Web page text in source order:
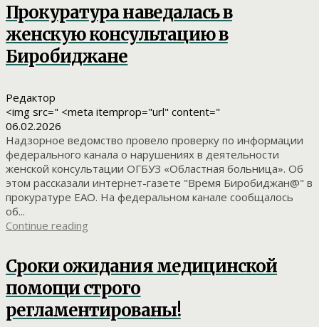
Прокуратура наведалась в
женскую консультацию в
Биробиджане
Редактор
<img src=" <meta itemprop="url" content="
06.02.2026
Надзорное ведомство провело проверку по информации
федерального канала о нарушениях в деятельности
женской консультации ОГБУЗ «Областная больница». Об
этом рассказали интернет-газете "Время Биробиджан@" в
прокуратуре ЕАО. На федеральном канале сообщалось
об...
Continue reading
Сроки ожидания медицинской
помощи строго
регламентированы!